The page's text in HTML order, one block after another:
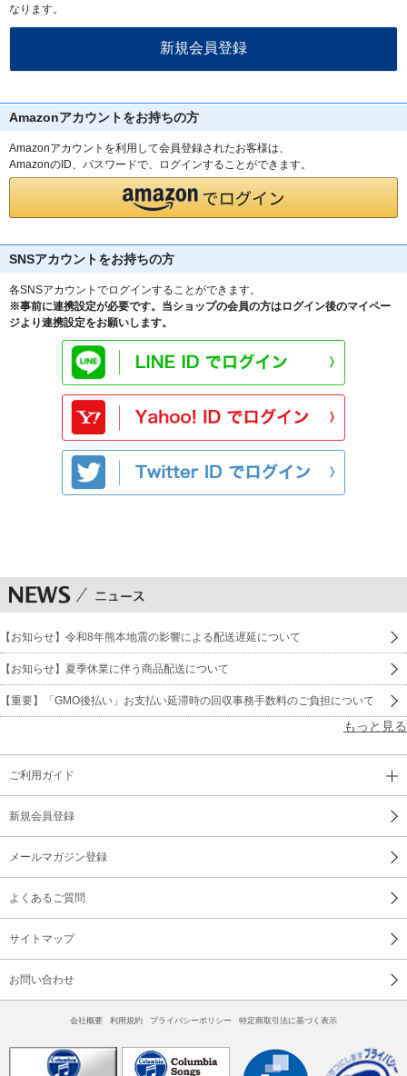
なります。
Amazonアカウントをお持ちの方
Amazonアカウントを利用して会員登録されたお客様は、
AmazonのID、パスワードで、ログインすることができます。
SNSアカウントをお持ちの方
各SNSアカウントでログインすることができます。
※事前に連携設定が必要です。当ショップの会員の方はログイン後のマイペー
ジより連携設定をお願いします。
【お知らせ】令和8年熊本地震の影響による配送遅延について
【お知らせ】夏季休業に伴う商品配送について
【重要】「GMO後払い」お支払い延滞時の回収事務手数料のご負担について
もっと見る
ご利用ガイド
新規会員登録
メールマガジン登録
よくあるご質問
サイトマップ
お問い合わせ
会社概要 利用規約 プライバシーポリシー 特定商取引法に基づく表示